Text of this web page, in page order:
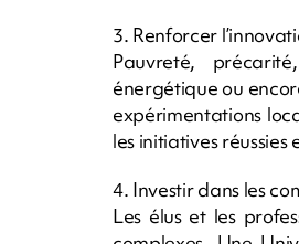
3. Renforcer
Pauvreté,
énergétique ou
expérimentations
les initiatives
4. Investir dans les
Les élus et les